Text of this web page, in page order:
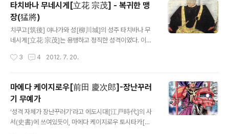
타치바나 무네시게[立花 宗茂] - 복귀한 맹
장(猛將)
치쿠고[筑後] 야나가와 성[柳川城]의 성주 타치바나 무
네시게[立花 宗茂]는 용맹하고 정직한 성격이었다. 이러
시게는 큐우슈우[九州]의 강호인 오오토모 씨[大友氏]의
타치바나 도우세츠[立花 道雪]의 양자가 되었다. 이 도우
세츠라는 인물은 오오토모 가문에서도 굴지의 명장이었다.
무네시게는 이 도우세츠에게 스파르타 교육을 받으며 키워
졌다. 예를 들면 이런 일화가 전해진다. 식사 중의 일이다.
도우세츠가 보자 무네시게는 생선의 뼈를 발라내며 입안에
3 4 2012. 7. 20.
마에다 케이지로우[前田 慶次郎]-장난꾸러
기 무예가
‘성격 자체가 장난꾸러기’라고 에도시대[江戸時代]의 사
서(史書)에 쓰여있듯이, 마에다 케이지로우 토시타카[前